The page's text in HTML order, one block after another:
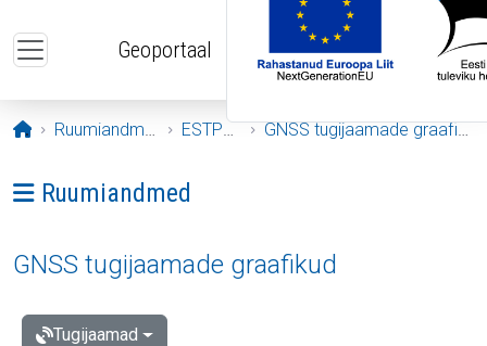
Geoportaal
Avaleht
Ruumiandmed ESTPOS GNSS tugijaamade graafikud
Ava menüü: Ruumiandmed
Ruumiandmed
GNSS tugijaamade graafikud
Tugijaamad